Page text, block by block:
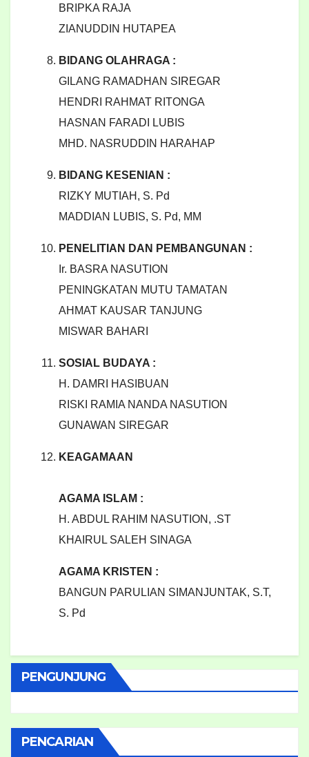
BRIPKA RAJA
ZIANUDDIN HUTAPEA
BIDANG OLAHRAGA :
GILANG RAMADHAN SIREGAR
HENDRI RAHMAT RITONGA
HASNAN FARADI LUBIS
MHD. NASRUDDIN HARAHAP
BIDANG KESENIAN :
RIZKY MUTIAH, S. Pd
MADDIAN LUBIS, S. Pd, MM
PENELITIAN DAN PEMBANGUNAN :
Ir. BASRA NASUTION
PENINGKATAN MUTU TAMATAN
AHMAT KAUSAR TANJUNG
MISWAR BAHARI
SOSIAL BUDAYA :
H. DAMRI HASIBUAN
RISKI RAMIA NANDA NASUTION
GUNAWAN SIREGAR
KEAGAMAAN
AGAMA ISLAM :
H. ABDUL RAHIM NASUTION, .ST
KHAIRUL SALEH SINAGA
AGAMA KRISTEN :
BANGUN PARULIAN SIMANJUNTAK, S.T,
S. Pd
PENGUNJUNG
PENCARIAN